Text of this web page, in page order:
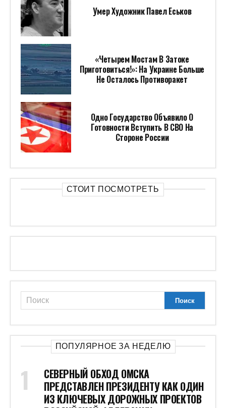
Умер Художник Павел Еськов
«Четырем Мостам В Затоке
Приготовиться!»: На Украине Больше
Не Осталось Противоракет
Одно Государство Объявило О
Готовности Вступить В СВО На
Стороне России
СТОИТ ПОСМОТРЕТЬ
ПОПУЛЯРНОЕ ЗА НЕДЕЛЮ
СЕВЕРНЫЙ ОБХОД ОМСКА
ПРЕДСТАВЛЕН ПРЕЗИДЕНТУ КАК ОДИН
ИЗ КЛЮЧЕВЫХ ДОРОЖНЫХ ПРОЕКТОВ